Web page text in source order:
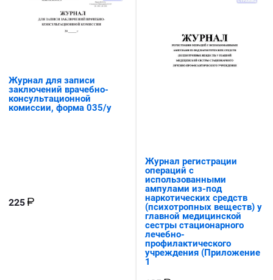
Журнал для записи
заключений врачебно-
консультационной
комиссии, форма 035/у
225
Журнал регистрации
операций с
использованными
ампулами из-под
наркотических средств
(психотропных веществ) у
главной медицинской
сестры стационарного
лечебно-
профилактического
учреждения (Приложение
1